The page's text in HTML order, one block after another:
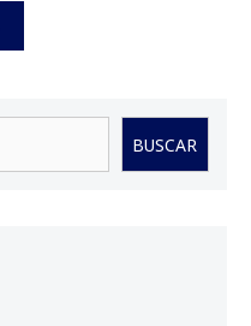
BUSCAR